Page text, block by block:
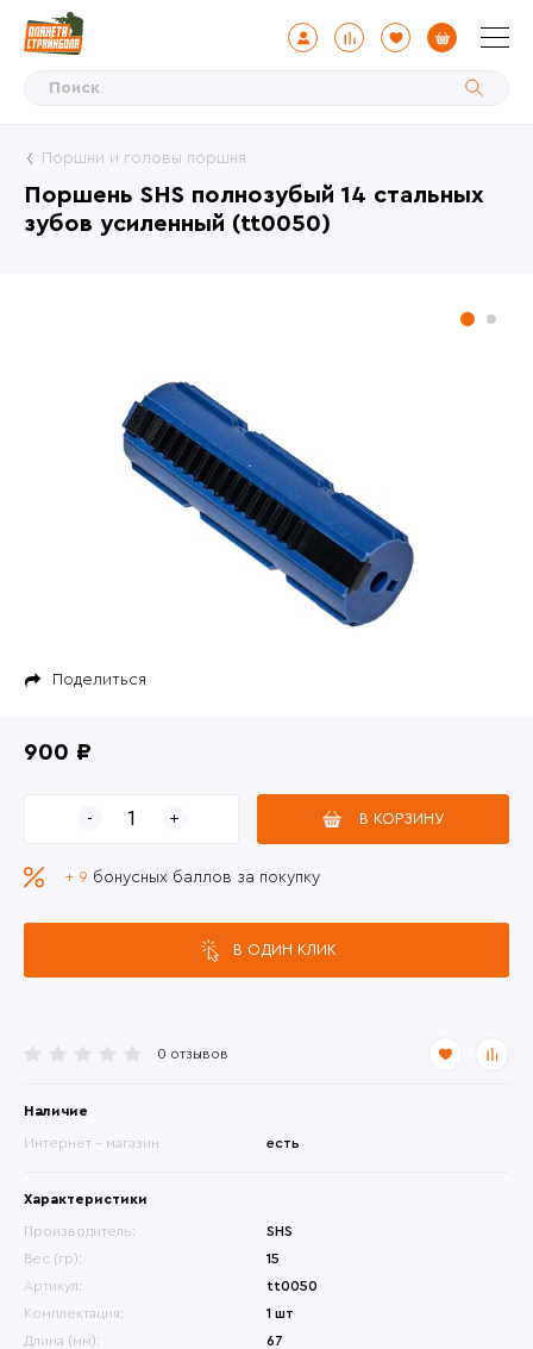
Поршень SHS полнозубый 14 стальных
зубов усиленный (tt0050)
Поршни и головы поршня
Поделиться
0 отзывов
Наличие
Интернет - магазин есть
Характеристики
Производитель:
SHS
Вес (гр):
15
Артикул:
tt0050
Комплектация:
1 шт
Длина (мм):
67
900 ₽
В КОРЗИНУ
+ 9 бонусных баллов за покупку
В ОДИН КЛИК